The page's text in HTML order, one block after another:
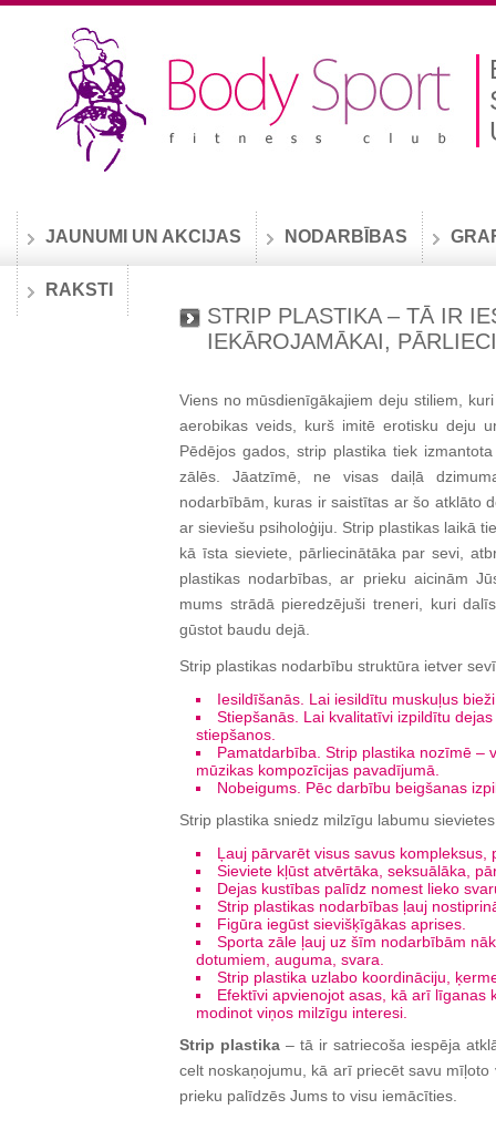
JAUNUMI UN AKCIJAS NODARBĪBAS
RAKSTI
STRIP PLASTIKA – TĀ IR
IEKĀROJAMĀKAI,
Viens no mūsdienīgākajiem deju stiliem,
aerobikas veids, kurš imitē erotisku deju
Pēdējos gados, strip plastika tiek
zālēs. Jāatzīmē, ne visas daiļā
nodarbībām, kuras ir saistītas ar šo atklāto
ar sieviešu psiholoģiju. Strip plastikas laikā
kā īsta sieviete, pārliecinātāka par sevi,
plastikas nodarbības, ar prieku aicinām
mums strādā pieredzējuši treneri, kuri
gūstot baudu dejā.
Strip plastikas nodarbību struktūra ietver
Iesildīšanās. Lai iesildītu muskuļus
Stiepšanās. Lai kvalitatīvi izpildītu
stiepšanos.
Pamatdarbība. Strip plastika nozīmē –
mūzikas kompozīcijas pavadījumā.
Nobeigums. Pēc darbību beigšanas
Strip plastika sniedz milzīgu labumu
Ļauj pārvarēt visus savus kompleksus,
Sieviete kļūst atvērtāka, seksuālāka,
Dejas kustības palīdz nomest lieko
Strip plastikas nodarbības ļauj
Figūra iegūst sievišķīgākas aprises.
Sporta zāle ļauj uz šīm nodarbībām
dotumiem, auguma, svara.
Strip plastika uzlabo koordināciju,
Efektīvi apvienojot asas, kā arī līganas
modinot viņos milzīgu interesi.
Strip plastika – tā ir satriecoša iespēja
celt noskaņojumu, kā arī priecēt savu
prieku palīdzēs Jums to visu iemācīties.